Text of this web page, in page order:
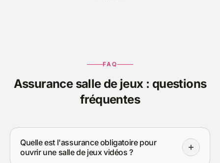
FAQ
Assurance salle de jeux : questions
fréquentes
Quelle est l'assurance obligatoire pour
ouvrir une salle de jeux vidéos ?